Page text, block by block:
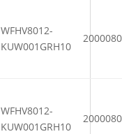
WFHV8012-
KUW001GRH10
WFHV8012-
KUW001GRH10